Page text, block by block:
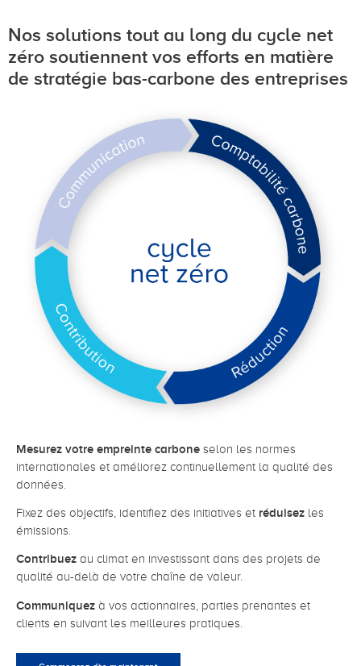
Nos solutions tout au long du cycle net
zéro soutiennent vos efforts en matière
de stratégie bas-carbone des entreprises
Mesurez votre empreinte carboneselon les normes
internationales et améliorez continuellement la qualité des
données.
Fixez des objectifs, identifiez des initiatives et réduisez les
émissions.
Contribuezau climat en investissant dans des projets de
qualité au-delà de votre chaîne de valeur.
Communiquezà vos actionnaires, parties prenantes et
clients en suivant les meilleures pratiques.